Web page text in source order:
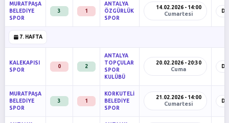
MURATPAŞA
BELEDİYE
SPOR
3 1
ANTALYA
ÖZGÜRLÜK
SPOR
14.02.2026 - 14:00
Cumartesi
7. HAFTA
KALEKAPISI
SPOR
0 2
ANTALYA
TOPÇULAR
SPOR
KULÜBÜ
20.02.2026 - 20:30
Cuma
MURATPAŞA
BELEDİYE
SPOR
3 1
KORKUTELİ
BELEDİYE
SPOR
21.02.2026 - 14:00
Cumartesi